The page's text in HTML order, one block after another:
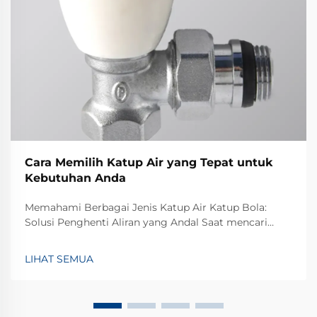
Cara Memilih Katup Air yang Tepat untuk
Kebutuhan Anda
Memahami Berbagai Jenis Katup Air Katup Bola:
Solusi Penghenti Aliran yang Andal Saat mencari
Desain dasarnya cukup sederhana, benar-benar hanya
LIHAT SEMUA